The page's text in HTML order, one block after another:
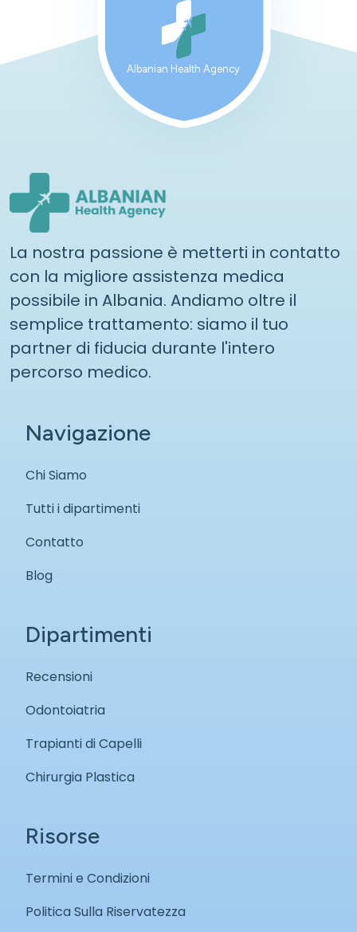
Albanian Health Agency
La nostra passione è metterti in contatto
con la migliore assistenza medica
possibile in Albania. Andiamo oltre il
semplice trattamento: siamo il tuo
partner di fiducia durante l'intero
percorso medico.
Navigazione
Chi Siamo
Tutti i dipartimenti
Contatto
Blog
Dipartimenti
Recensioni
Odontoiatria
Trapianti di Capelli
Chirurgia Plastica
Risorse
Termini e Condizioni
Politica Sulla Riservatezza